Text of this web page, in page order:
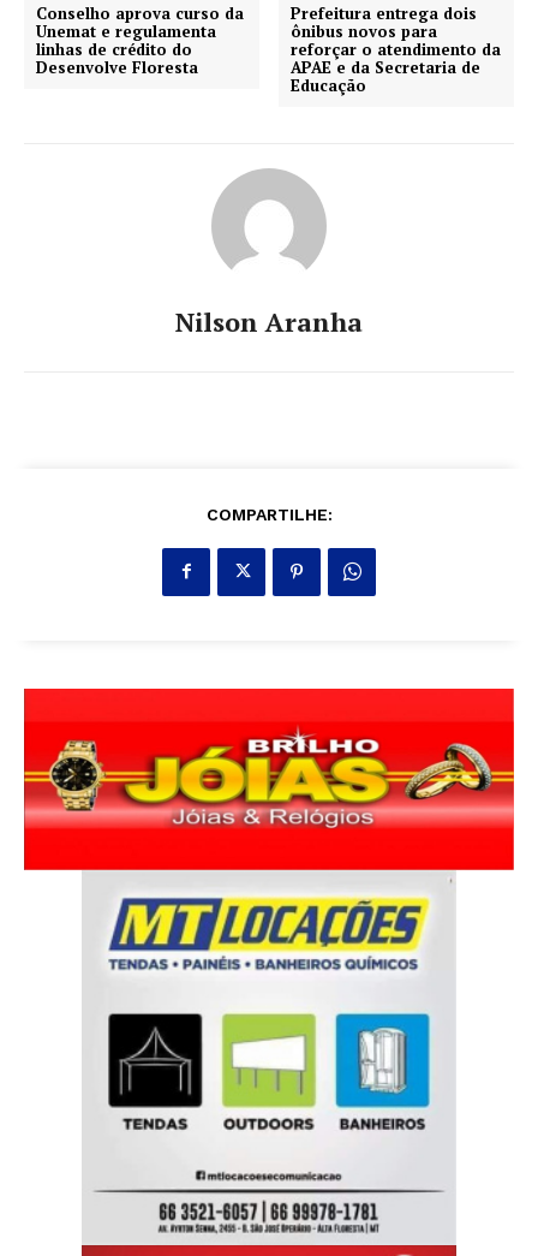
Conselho aprova curso da
Unemat e regulamenta
linhas de crédito do
Desenvolve Floresta
Prefeitura entrega dois
ônibus novos para
reforçar o atendimento da
APAE e da Secretaria de
Educação
Nilson Aranha
COMPARTILHE: